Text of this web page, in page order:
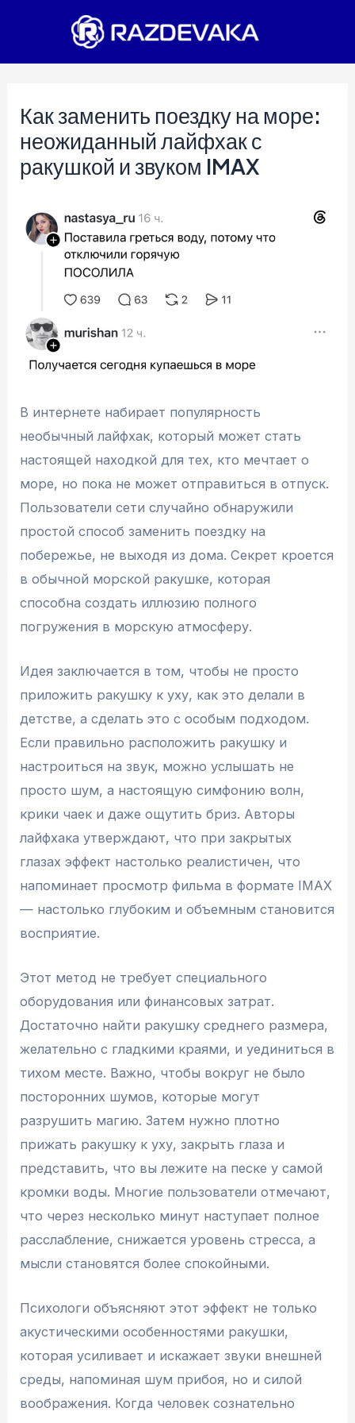
Как заменить поездку на море:
неожиданный лайфхак с
ракушкой и звуком IMAX
В интернете набирает популярность
необычный лайфхак, который может стать
настоящей находкой для тех, кто мечтает о
море, но пока не может отправиться в отпуск.
Пользователи сети случайно обнаружили
простой способ заменить поездку на
побережье, не выходя из дома. Секрет кроется
в обычной морской ракушке, которая
способна создать иллюзию полного
погружения в морскую атмосферу.
Идея заключается в том, чтобы не просто
приложить ракушку к уху, как это делали в
детстве, а сделать это с особым подходом.
Если правильно расположить ракушку и
настроиться на звук, можно услышать не
просто шум, а настоящую симфонию волн,
крики чаек и даже ощутить бриз. Авторы
лайфхака утверждают, что при закрытых
глазах эффект настолько реалистичен, что
напоминает просмотр фильма в формате IMAX
— настолько глубоким и объемным становится
восприятие.
Этот метод не требует специального
оборудования или финансовых затрат.
Достаточно найти ракушку среднего размера,
желательно с гладкими краями, и уединиться в
тихом месте. Важно, чтобы вокруг не было
посторонних шумов, которые могут
разрушить магию. Затем нужно плотно
прижать ракушку к уху, закрыть глаза и
представить, что вы лежите на песке у самой
кромки воды. Многие пользователи отмечают,
что через несколько минут наступает полное
расслабление, снижается уровень стресса, а
мысли становятся более спокойными.
Психологи объясняют этот эффект не только
акустическими особенностями ракушки,
которая усиливает и искажает звуки внешней
среды, напоминая шум прибоя, но и силой
воображения. Когда человек сознательно